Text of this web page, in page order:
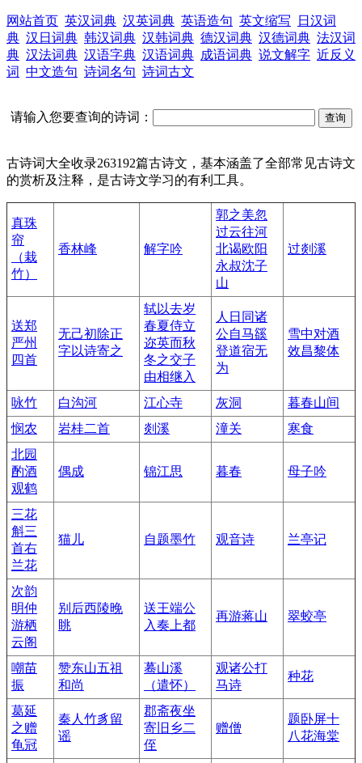
网站首页 英汉词典 汉英词典 英语造句 英文缩写
日汉词
典 汉日词典 韩汉词典 汉韩词典 德汉词典 汉德词典 法汉词
典 汉法词典 汉语字典 汉语词典 成语词典 说文解字 近反义
词 中文造句 诗词名句 诗词古文
请输入您要查询的诗词：
古诗词大全收录263192篇古诗文，基本涵盖了全部常见古诗文
的赏析及注释，是古诗文学习的有利工具。
真珠
帘
（栽
竹）
香林峰 解字吟
郭之美忽
过云往河
北谒欧阳
永叔沈子
山
过剡溪
送郑
严州
四首
无己初除正
字以诗寄之
轼以去岁
春夏侍立
迩英而秋
冬之交子
由相继入
人日同诸
公自马豀
登道宿无
为
雪中对酒
效昌黎体
咏竹 白沟河 江心寺 灰洞
暮春山间
悯农
岩桂二首 剡溪 潼关
寒食
北园
酌酒
观鹤
偶成 锦江思 暮春 母子吟
三花
斛三
首右
兰花
猫儿 自题墨竹 观音诗 兰亭记
次韵
明仲
游栖
云阁
别后西陵晚
眺
送王端公
入奏上都
再游蒋山 翠蛟亭
嘲苗
振
赞东山五祖
和尚
蓦山溪
（遣怀）
观诸公打
马诗
种花
葛延
之赠
龟冠
秦人竹豸留
谣
郡斋夜坐
寄旧乡二
侄
赠僧
题卧屏十
八花海棠